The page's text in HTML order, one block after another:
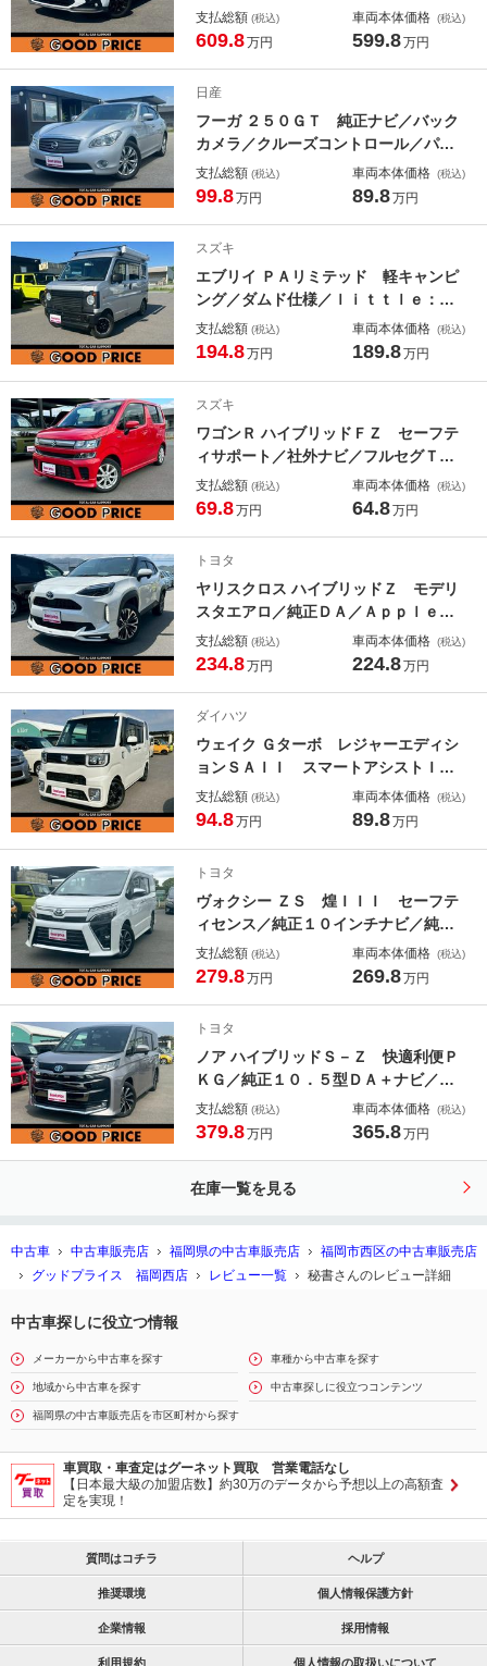
デジタルインナーミラー／オレンジキ
ャリパー／１４インチＤＡ＋ナビ／パ
禁煙車
支払総額 (税込)
609.8万円
車両本体価格 (税込)
599.8万円
日産
フーガ ２５０ＧＴ 純正ナビ／バック
カメラ／クルーズコントロール／パワ
ーシート／パワーオットマン／シート
メモリー／ＨＩＤヘッドランプ／ＥＴ
支払総額 (税込)
99.8万円
車両本体価格 (税込)
89.8万円
スズキ
エブリイ ＰＡリミテッド 軽キャンピ
ング／ダムド仕様／ｌｉｔｔｌｅ：Ｄ
コンプリートキット・リアマッドフラ
ップ／サブバッテリー／インバーター
ックカメラ
支払総額 (税込)
194.8万円
車両本体価格 (税込)
189.8万円
スズキ
ワゴンＲ ハイブリッドＦＺ セーフテ
ィサポート／社外ナビ／フルセグＴＶ
／ＨＵＤ／ＥＴＣ／前後ドラレコ／シ
ートヒーター／スマートキー／エンジ
ト／禁煙車
支払総額 (税込)
69.8万円
車両本体価格 (税込)
64.8万円
トヨタ
ヤリスクロス ハイブリッドＺ モデリ
スタエアロ／純正ＤＡ／ＡｐｐｌｅＣ
ａｒｐｌａｙ／ＡｎｄｒｏｉｄＡｕｔ
ｏ／バックカメラ／パワーシート／シ
／純正１８インチＡＷ
支払総額 (税込)
234.8万円
車両本体価格 (税込)
224.8万円
ダイハツ
ウェイク Ｇターボ レジャーエディシ
ョンＳＡＩＩ スマートアシストＩＩ
／両側電動スライドドア／ナビ／バッ
クカメラ／ＬＥＤヘッドランプ／ＥＴ
Ｗ／禁煙車
支払総額 (税込)
94.8万円
車両本体価格 (税込)
89.8万円
トヨタ
ヴォクシー ＺＳ 煌ＩＩＩ セーフテ
ィセンス／純正１０インチナビ／純正
１２インチ後席フリップダウンモニタ
ー／両側電動スライドドア／バックモ
支払総額 (税込)
279.8万円
車両本体価格 (税込)
269.8万円
トヨタ
ノア ハイブリッドＳ－Ｚ 快適利便Ｐ
ＫＧ／純正１０．５型ＤＡ＋ナビ／純
正１４型後席モニター／両側電動スラ
イドドア／ユニバーサルステップ／プ
／禁煙車
支払総額 (税込)
379.8万円
車両本体価格 (税込)
365.8万円
在庫一覧を見る
中古車 中古車販売店 福岡県の中古車販売店
福岡市西区の中古車販売店
グッドプライス 福岡西店
レビュー一覧 秘書さんのレビュー詳細
中古車探しに役立つ情報
メーカーから中古車を探す 車種から中古車を探す
地域から中古車を探す 中古車探しに役立つコンテンツ
福岡県の中古車販売店を市区町村から探す
車買取・車査定はグーネット買取 営業電話なし
【日本最大級の加盟店数】約30万のデータから予想以上の高額査
定を実現！
質問はコチラ ヘルプ
推奨環境 個人情報保護方針
企業情報 採用情報
利用規約 個人情報の取扱いについて